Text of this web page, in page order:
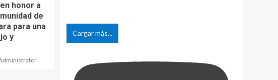
honor a
de
para una
y
Cargar más...